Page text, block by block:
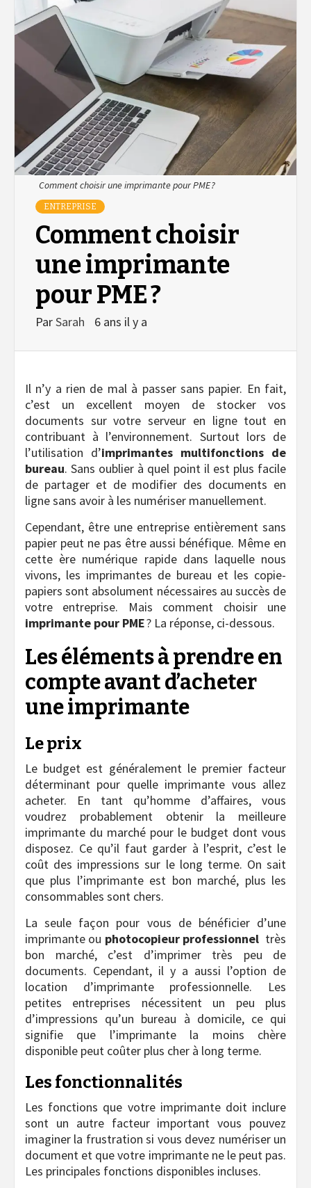
Comment choisir une imprimante pour PME ?
ENTREPRISE
Comment choisir
une imprimante
pour PME ?
ParSarah 6 ans il y a
Il n’y a rien de mal à passer sans papier. En fait,
c’est un excellent moyen de stocker vos
documents sur votre serveur en ligne tout en
contribuant à l’environnement. Surtout lors de
l’utilisation d’imprimantes multifonctions de
bureau. Sans oublier à quel point il est plus facile
de partager et de modifier des documents en
ligne sans avoir à les numériser manuellement.
Cependant, être une entreprise entièrement sans
papier peut ne pas être aussi bénéfique. Même en
cette ère numérique rapide dans laquelle nous
vivons, les imprimantes de bureau et les copie-
papiers sont absolument nécessaires au succès de
votre entreprise. Mais comment choisir une
imprimante pour PME? La réponse, ci-dessous.
Les éléments à prendre en
compte avant d’acheter
une imprimante
Le prix
Le budget est généralement le premier facteur
déterminant pour quelle imprimante vous allez
acheter. En tant qu’homme d’affaires, vous
voudrez probablement obtenir la meilleure
imprimante du marché pour le budget dont vous
disposez. Ce qu’il faut garder à l’esprit, c’est le
coût des impressions sur le long terme. On sait
que plus l’imprimante est bon marché, plus les
consommables sont chers.
La seule façon pour vous de bénéficier d’une
imprimante ou photocopieur professionnel très
bon marché, c’est d’imprimer très peu de
documents. Cependant, il y a aussi l’option de
location d’imprimante professionnelle. Les
petites entreprises nécessitent un peu plus
d’impressions qu’un bureau à domicile, ce qui
signifie que l’imprimante la moins chère
disponible peut coûter plus cher à long terme.
Les fonctionnalités
Les fonctions que votre imprimante doit inclure
sont un autre facteur important vous pouvez
imaginer la frustration si vous devez numériser un
document et que votre imprimante ne le peut pas.
Les principales fonctions disponibles incluses.